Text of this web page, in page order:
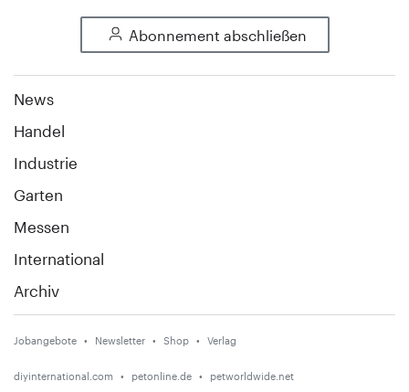
Abonnement abschließen
News
Handel
Industrie
Garten
Messen
International
Archiv
Jobangebote Newsletter Shop Verlag
diyinternational.com petonline.de petworldwide.net